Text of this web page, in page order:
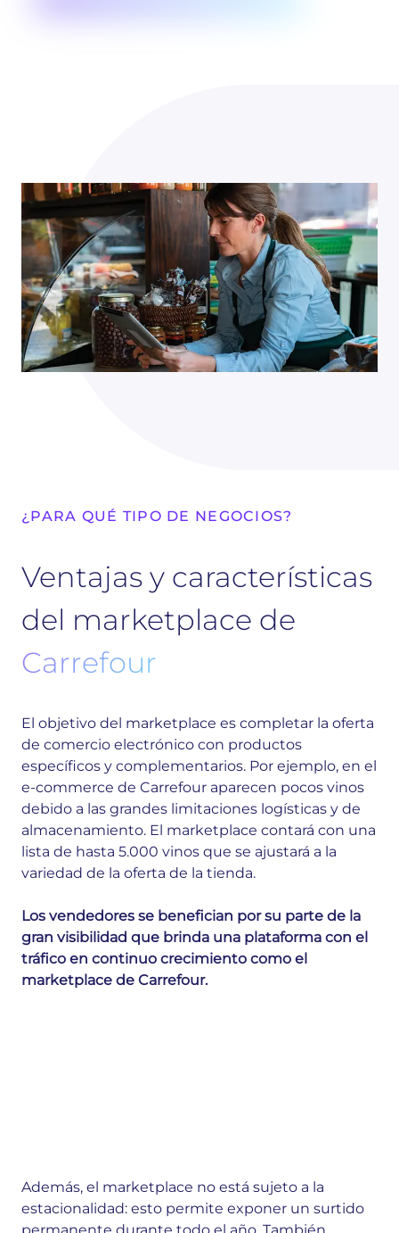
¿PARA QUÉ TIPO DE NEGOCIOS?
Ventajas y características
del marketplace de
Carrefour
El objetivo del marketplace es completar la oferta
de comercio electrónico con productos
específicos y complementarios. Por ejemplo, en el
e-commerce de Carrefour aparecen pocos vinos
debido a las grandes limitaciones logísticas y de
almacenamiento. El marketplace contará con una
lista de hasta 5.000 vinos que se ajustará a la
variedad de la oferta de la tienda.
Los vendedores se benefician por su parte de la
gran visibilidad que brinda una plataforma con el
tráfico en continuo crecimiento como el
marketplace de Carrefour.
Además, el marketplace no está sujeto a la
estacionalidad: esto permite exponer un surtido